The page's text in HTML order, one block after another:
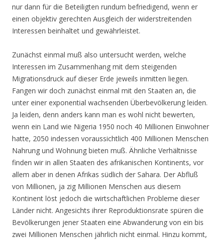
nur dann für die Beteiligten rundum befriedigend, wenn er
einen objektiv gerechten Ausgleich der widerstreitenden
Interessen beinhaltet und gewährleistet.
Zunächst einmal muß also untersucht werden, welche
Interessen im Zusammenhang mit dem steigenden
Migrationsdruck auf dieser Erde jeweils inmitten liegen.
Fangen wir doch zunächst einmal mit den Staaten an, die
unter einer exponential wachsenden Überbevölkerung leiden.
Ja leiden, denn anders kann man es wohl nicht bewerten,
wenn ein Land wie Nigeria 1950 noch 40 Millionen Einwohner
hatte, 2050 indessen voraussichtlich 400 Millionen Menschen
Nahrung und Wohnung bieten muß. Ähnliche Verhältnisse
finden wir in allen Staaten des afrikanischen Kontinents, vor
allem aber in denen Afrikas südlich der Sahara. Der Abfluß
von Millionen, ja zig Millionen Menschen aus diesem
Kontinent löst jedoch die wirtschaftlichen Probleme dieser
Länder nicht. Angesichts ihrer Reproduktionsrate spüren die
Bevölkerungen jener Staaten eine Abwanderung von ein bis
zwei Millionen Menschen jährlich nicht einmal. Hinzu kommt,